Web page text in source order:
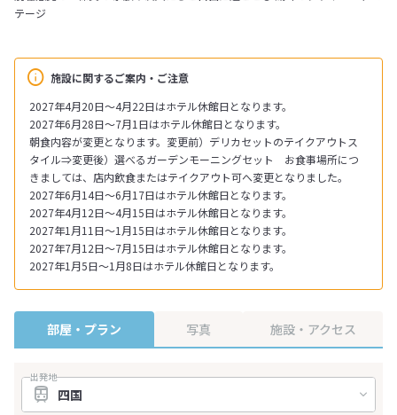
施設に関するご案内・ご注意
2027年4月20日～4月22日はホテル休館日となります。
2027年6月28日～7月1日はホテル休館日となります。
朝食内容が変更となります。変更前）デリカセットのテイクアウトス
タイル⇒変更後）選べるガーデンモーニングセット お食事場所につ
きましては、店内飲食またはテイクアウト可へ変更となりました。
2027年6月14日～6月17日はホテル休館日となります。
2027年4月12日～4月15日はホテル休館日となります。
2027年1月11日～1月15日はホテル休館日となります。
2027年7月12日～7月15日はホテル休館日となります。
2027年1月5日～1月8日はホテル休館日となります。
テージ
部屋・プラン 写真 施設・アクセス
出発地